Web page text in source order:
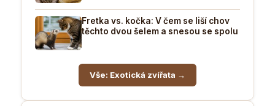
Fretka vs. kočka: V čem se liší chov
těchto dvou šelem a snesou se spolu
Vše: Exotická zvířata →